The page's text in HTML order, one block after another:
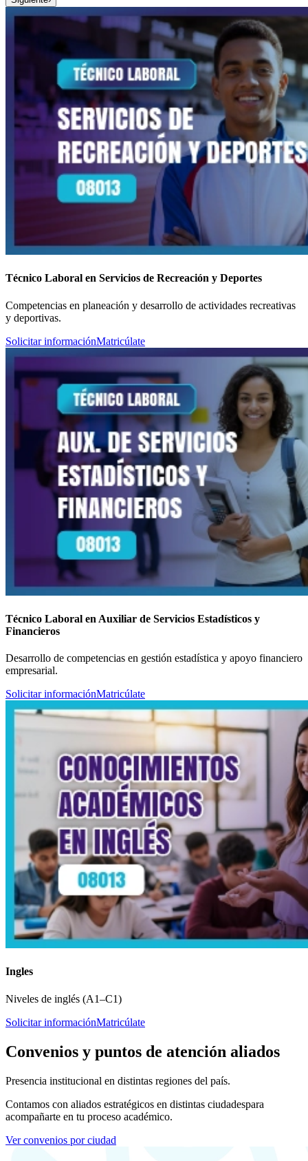
Técnico Laboral en Servicios de Recreación y Deportes
Competencias en planeación y desarrollo de actividades recreativas
y deportivas.
Solicitar informaciónMatricúlate
Técnico Laboral en Auxiliar de Servicios Estadísticos y
Financieros
Desarrollo de competencias en gestión estadística y apoyo financiero
empresarial.
Solicitar informaciónMatricúlate
Ingles
Niveles de inglés (A1–C1)
Solicitar informaciónMatricúlate
Convenios y puntos de atención aliados
Presencia institucional en distintas regiones del país.
Contamos con aliados estratégicos en distintas ciudadespara
acompañarte en tu proceso académico.
Ver convenios por ciudad